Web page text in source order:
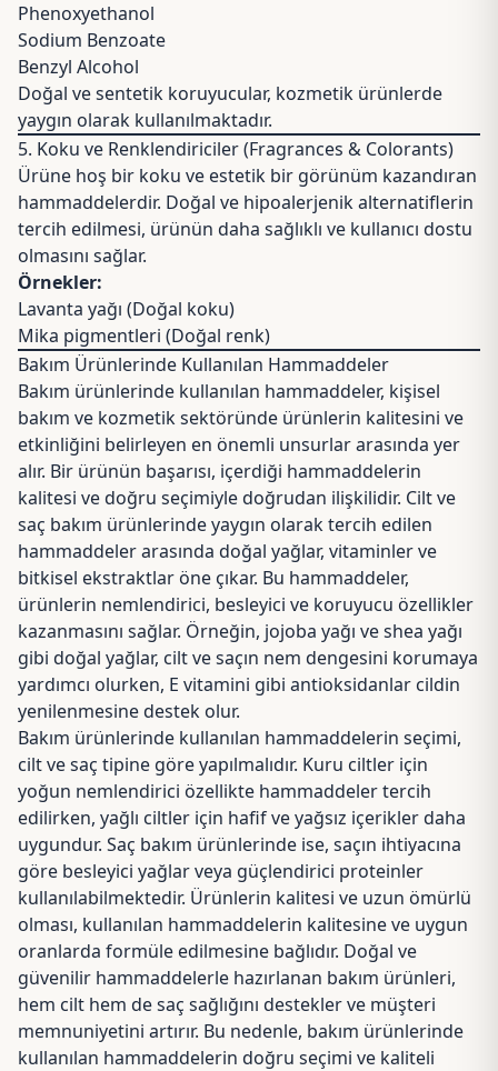
Phenoxyethanol
Sodium Benzoate
Benzyl Alcohol
Doğal ve sentetik koruyucular, kozmetik ürünlerde
yaygın olarak kullanılmaktadır.
5. Koku ve Renklendiriciler (Fragrances & Colorants)
Ürüne hoş bir koku ve estetik bir görünüm kazandıran
hammaddelerdir. Doğal ve hipoalerjenik alternatiflerin
tercih edilmesi, ürünün daha sağlıklı ve kullanıcı dostu
olmasını sağlar.
Örnekler:
Lavanta yağı (Doğal koku)
Mika pigmentleri (Doğal renk)
Bakım Ürünlerinde Kullanılan Hammaddeler
Bakım ürünlerinde kullanılan hammaddeler, kişisel
bakım ve kozmetik sektöründe ürünlerin kalitesini ve
etkinliğini belirleyen en önemli unsurlar arasında yer
alır. Bir ürünün başarısı, içerdiği hammaddelerin
kalitesi ve doğru seçimiyle doğrudan ilişkilidir. Cilt ve
saç bakım ürünlerinde yaygın olarak tercih edilen
hammaddeler arasında doğal yağlar, vitaminler ve
bitkisel ekstraktlar öne çıkar. Bu hammaddeler,
ürünlerin nemlendirici, besleyici ve koruyucu özellikler
kazanmasını sağlar. Örneğin, jojoba yağı ve shea yağı
gibi doğal yağlar, cilt ve saçın nem dengesini korumaya
yardımcı olurken, E vitamini gibi antioksidanlar cildin
yenilenmesine destek olur.
Bakım ürünlerinde kullanılan hammaddelerin seçimi,
cilt ve saç tipine göre yapılmalıdır. Kuru ciltler için
yoğun nemlendirici özellikte hammaddeler tercih
edilirken, yağlı ciltler için hafif ve yağsız içerikler daha
uygundur. Saç bakım ürünlerinde ise, saçın ihtiyacına
göre besleyici yağlar veya güçlendirici proteinler
kullanılabilmektedir. Ürünlerin kalitesi ve uzun ömürlü
olması, kullanılan hammaddelerin kalitesine ve uygun
oranlarda formüle edilmesine bağlıdır. Doğal ve
güvenilir hammaddelerle hazırlanan bakım ürünleri,
hem cilt hem de saç sağlığını destekler ve müşteri
memnuniyetini artırır. Bu nedenle, bakım ürünlerinde
kullanılan hammaddelerin doğru seçimi ve kaliteli